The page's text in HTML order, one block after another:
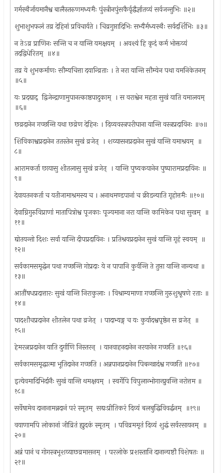
गर्मस्थैर्जायमानैश्व बालैस्तरुणमध्यमैः पुंस्त्रीनपुंसकैर्वृद्धैर्ज्ञातव्यं सर्वजन्तुभिः ॥२॥
शुभाशुभफलं तव्र देहिनां प्रविचार्यते । चिव्रगुप्तादिभिः सभ्यैर्मध्यस्थैः सर्वदर्शिभिः ॥३॥
न तेऽव्र प्राणिनः सन्ति च न यान्ति यमक्षयम् ‍ । अवश्यं हि कृदं कर्म भोक्तव्यं
तदद्विधेरितम् ‍ ॥४॥
तव्र ये शुभकर्माणः सौम्यचित्ता दयान्व्रिताः । ते नरा यान्ति सौम्येन पथा यमनिकेतनम् ‍
॥५॥
यः प्रदद्याद् ‍ द्विजेन्द्राणामुपानत्काष्ठपादुकाम् ‍ । स वराश्वेन महता सुखं याति यमालयम् ‍
॥६॥
छव्रदानेन गच्छन्ति यथा छव्रेण देहिनः । दिव्यवस्त्रपरीघाना यान्ति वस्त्रप्रदायिनः ॥७॥
शिविकाश्वप्रदानेन ततस्तेन सुखं व्रजेत् ‍ । शय्यासनप्रदानेन सुखं यान्ति यमाश्रयम् ‍ ॥
८॥
आरामकर्ता छायासु शीतलासु सुखं व्रजेत् ‍ । यान्ति पुष्यकयानेन पुष्पारामप्रदायिनः ॥
९॥
देवायतनकर्ता च यतीजामाश्रमस्य च । अनाथमण्डपानां च क्रीडन्याति गृहोत्तमैः ॥१०॥
देवाग्निगुरुविप्राणां मातापित्रोश्व पूजकाः पूज्यमाना नरा यान्ति कामिकेन पथा सुखम् ‍ ॥
११॥
द्योतयन्तो दिशः सर्वा यान्ति दीपप्रदायिनः । प्रतिश्रयप्रदानेन सुखं यान्ति गृहं स्वयम् ‍ ॥
१२॥
सर्वकामसमृद्धेन पथा गच्छन्ति गोप्रदाः ये न पापानि कुर्वन्ति ते तुप्ता यान्ति नान्यथा ॥
१३॥
आतौंषधप्रदात्तारः सुखं यान्ति निराकुलाः । विश्राम्यमाणा गच्छन्ति गुरुशुश्रूषणे रताः ॥
१४॥
पादशौचप्रदानेन शीतलेन पथा व्रजेत् ‍ । पादाभ्यङ्ग च यः कुर्यादश्वपृष्ठेन स व्रजेत् ‍ ॥
१५॥
हेमरत्नप्रदानेन याति दुर्गाणि निस्तरन् ‍ । यानवाहनदानेन नरयानेन गच्छति ॥१६॥
सर्वकामसमृद्धात्मा भूतिदानेन गच्छति । अन्नपानप्रदानेन पिबन्खादंश्व गच्छति ॥१७॥
इत्येवमादिभिर्दानैः सुखं यान्ति थमक्षयम् ‍ । स्वर्गेपि विपुलान्भोगान्प्रुवन्ति नरोत्तम ॥
१८॥
सर्वेषामेव दानानामन्नदानं परं स्मृतम् ‍ सद्यःप्रीतिकरं दिव्यं बलबुद्धिविवर्द्धनम् ‍ ॥१९॥
वयाणामपि लोकानां जीव्रितं ह्युदकं स्मृतम् ‍ । पविव्रममृतं दिव्यं शुद्धं सर्वरसायनम् ‍ ॥
२०॥
अन्नं पानं च गोगस्त्रभूशय्याछव्रमासनम् ‍ । परलोके प्रशस्तानि दानान्यष्टौ विशेषतः ॥
२१॥